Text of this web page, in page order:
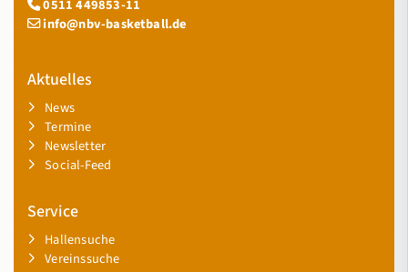
0511 449853-11
info@nbv-basketball.de
Aktuelles
News
Termine
Newsletter
Social-Feed
Service
Hallensuche
Vereinssuche